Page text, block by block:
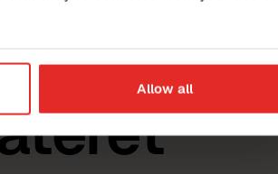
Allow all